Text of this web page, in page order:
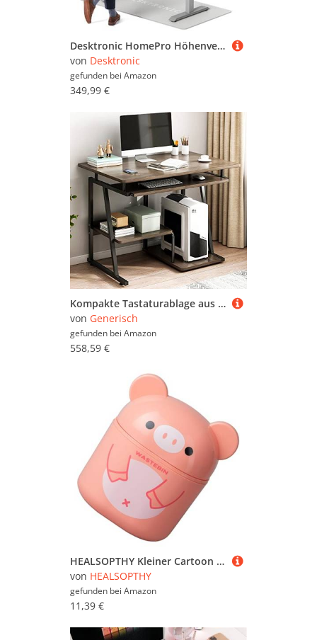
Desktronic HomePro Höhenverstellbarer Schreibtisch 120 × 60 cm – Elektrischer Schreibtisch Mit Zwei Elektrischen Motoren, Touchscreen-Steuerung und Integrierten USB-A- und USB-C-Ladeanschlüssen
von Desktronic
gefunden bei Amazon
349,99 €
Kompakte Tastaturablage aus Eichenholz, 61 cm, moderner kleiner Computer-Arbeitsplatz für Heimbüro und kleine Räume, stilvoller Arbeitstisch für PC und Laptop
von Generisch
gefunden bei Amazon
558,59 €
HEALSOPTHY Kleiner Cartoon Desktop Mülleimer mit Deckel aus Robustem PP Kompakter Tischabfallbehälter für Büro Schlafzimmer und Wohnzimmer Praktischer Aufbewahrungsorganizer für Papier und
von HEALSOPTHY
gefunden bei Amazon
11,39 €